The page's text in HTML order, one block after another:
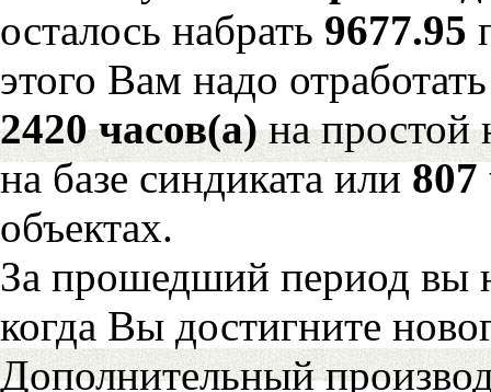
осталось набрать 9677.95
этого Вам надо отработать
2420 часов(а)на простой
на базе синдиката или807
объектах.
За прошедший период вы
когда Вы достигните
Дополнительный